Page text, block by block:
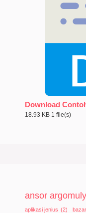
Download
18.93 KB 1 file(s)
ansor
aplikasi jenius (2)